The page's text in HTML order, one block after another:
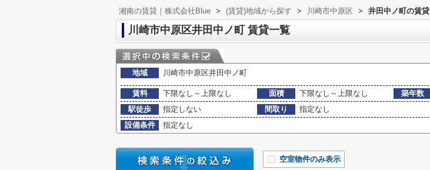
湘南の賃貸｜株式会社Blue > (賃貸)地域から探す > 川崎市中原区 > 井田中ノ町の賃貸
川崎市中原区井田中ノ町 賃貸一覧
地域 川崎市中原区井田中ノ町
賃料 下限なし～上限なし 面積 下限なし～上限なし 築年数
駅徒歩
指定しない 間取り
指定なし
設備条件
指定なし
空室物件のみ表示